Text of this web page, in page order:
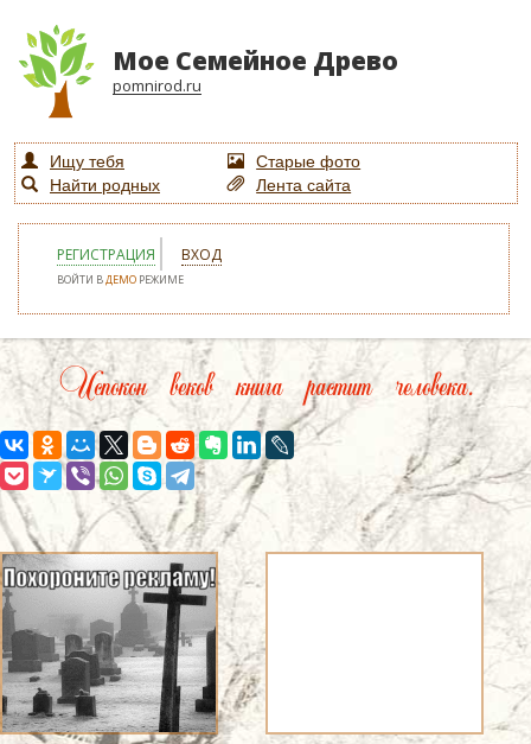
Мое Семейное Древо
pomnirod.ru
Ищу тебя
Старые фото
Найти родных
Лента сайта
РЕГИСТРАЦИЯ ВХОД
ВОЙТИ ВДЕМО РЕЖИМЕ
Испокон веков книга растит человека.